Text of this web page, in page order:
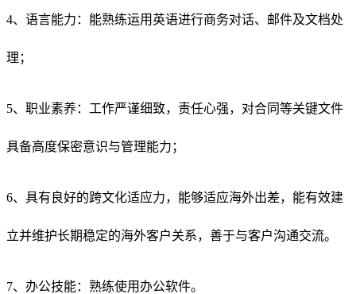
4、语言能力：能熟练运用英语进行商务对话、邮件及文档处
理；
5、职业素养：工作严谨细致，责任心强，对合同等关键文件
具备高度保密意识与管理能力；
6、具有良好的跨文化适应力，能够适应海外出差，能有效建
立并维护长期稳定的海外客户关系，善于与客户沟通交流。
7、办公技能：熟练使用办公软件。